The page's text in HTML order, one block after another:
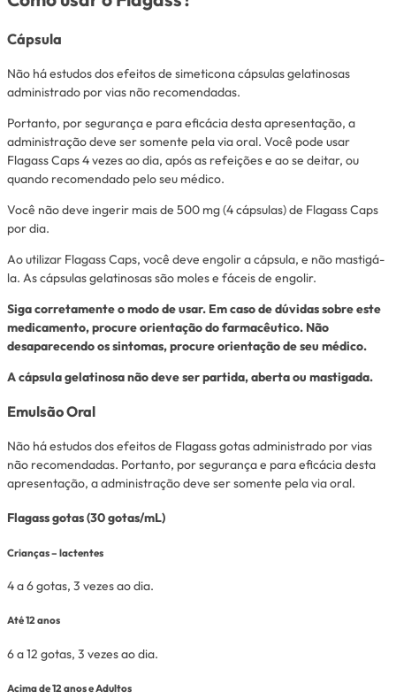
Cápsula
Não há estudos dos efeitos de simeticona cápsulas gelatinosas
administrado por vias não recomendadas.
Portanto, por segurança e para eficácia desta apresentação, a
administração deve ser somente pela via oral. Você pode usar
Flagass Caps 4 vezes ao dia, após as refeições e ao se deitar, ou
quando recomendado pelo seu médico.
Você não deve ingerir mais de 500 mg (4 cápsulas) de Flagass Caps
por dia.
Ao utilizar Flagass Caps, você deve engolir a cápsula, e não mastigá-
la. As cápsulas gelatinosas são moles e fáceis de engolir.
Siga corretamente o modo de usar. Em caso de dúvidas sobre este
medicamento, procure orientação do farmacêutico. Não
desaparecendo os sintomas, procure orientação de seu médico.
A cápsula gelatinosa não deve ser partida, aberta ou mastigada.
Emulsão Oral
Não há estudos dos efeitos de Flagass gotas administrado por vias
não recomendadas. Portanto, por segurança e para eficácia desta
apresentação, a administração deve ser somente pela via oral.
Flagass gotas (30 gotas/mL)
Crianças – lactentes
4 a 6 gotas, 3 vezes ao dia.
Até 12 anos
6 a 12 gotas, 3 vezes ao dia.
Acima de 12 anos e Adultos